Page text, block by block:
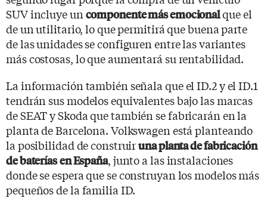
SUV incluye un componente más emocionalque el
de un utilitario, lo que permitirá que buena parte
de las unidades se configuren entre las variantes
más costosas, lo que aumentará su rentabilidad.
La información también señala que el ID.2 y el ID.1
tendrán sus modelos equivalentes bajo las marcas
de SEAT y Skoda que también se fabricarán en la
planta de Barcelona. Volkswagen está planteando
la posibilidad de construiruna planta de fabricación
de bateríasen España, junto a las instalaciones
donde se espera que se construyan los modelos más
pequeños de la familia ID.